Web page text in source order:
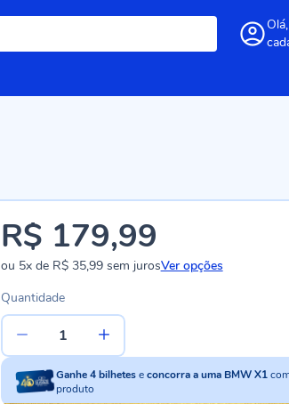
Olá,
R$ 179,99
ou 5xde R$ 35,99sem jurosVer opções
Quantidade
Ganhe4 bilhetes econcorra a uma BMW X1
produto